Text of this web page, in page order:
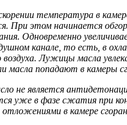
температура в
При этом начинается
Одновременно
канале, то есть, в
воздуха. Лужицы масла
масла попадают в камеры
не является
уже в фазе сжатия при
в камере